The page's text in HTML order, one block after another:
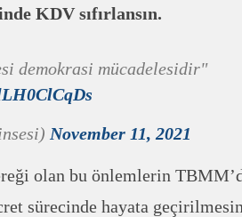
KDV sıfırlansın.
demokrasi mücadelesidir"
November 11, 2021
olan bu önlemlerin
sürecinde hayata